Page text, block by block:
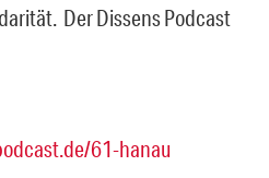
Der Dissens Podcast
61-hanau